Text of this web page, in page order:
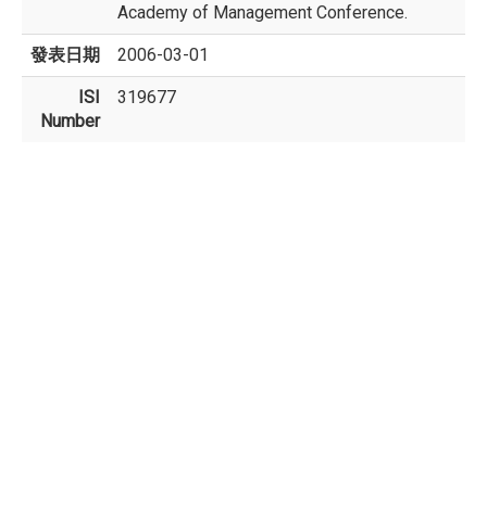
Academy of Management Conference.
發表日期 2006-03-01
ISI
Number
319677